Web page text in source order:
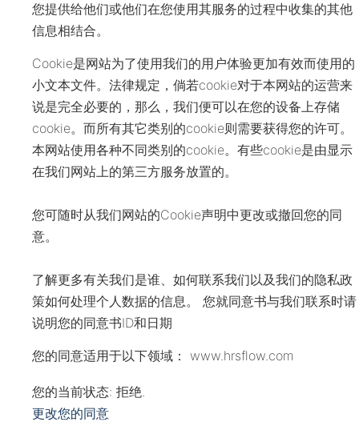
您提供给他们或他们在您使用其服务的过程中收集的其他
信息相结合。
Cookie是网站为了使用我们的用户体验更加有效而使用的
小文本文件。法律规定，倘若cookie对于本网站的运营来
说是完全必要的，那么，我们便可以在您的设备上存储
cookie。而所有其它类别的cookie则需要获得您的许可。
本网站使用各种不同类别的cookie。有些cookie是由显示
在我们网站上的第三方服务放置的。
您可随时从我们网站的Cookie声明中更改或撤回您的同
意。
了解更多有关我们是谁、如何联系我们以及我们的隐私政
策如何处理个人数据的信息。 您就同意书与我们联系时请
说明您的同意书ID和日期
您的同意适用于以下领域： www.hrsflow.com
您的当前状态: 拒绝.
更改您的同意